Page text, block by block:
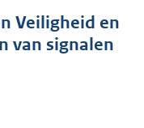
Veiligheid en
van signalen